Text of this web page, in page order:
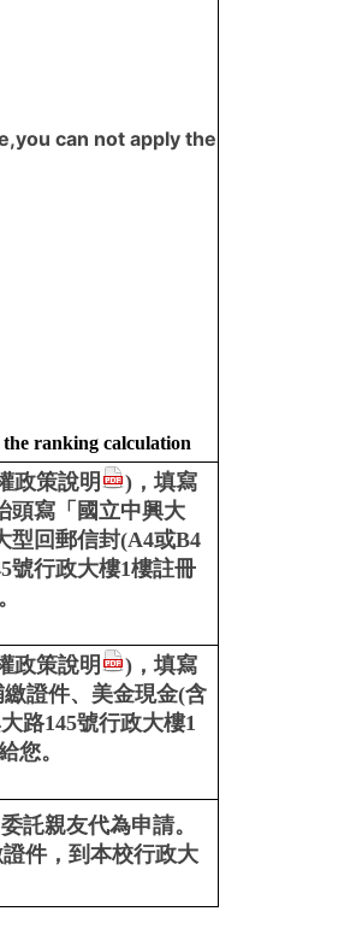
can not apply the
ranking calculation
政策說明
)，填寫
頭寫「國立中興大
型回郵信封(A4或B4
號行政大樓1樓註冊
政策說明
)，填寫
證件、美金現金(含
路145號行政大樓1
您。
託親友代為申請。
件，到本校行政大